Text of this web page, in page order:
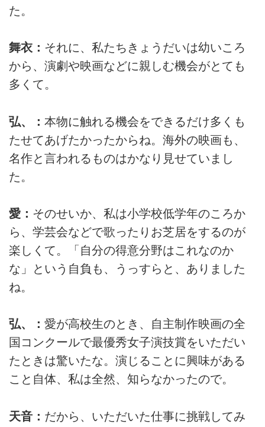
た。
舞衣： それに、私たちきょうだいは幼いころ
から、演劇や映画などに親しむ機会がとても
多くて。
弘、： 本物に触れる機会をできるだけ多くも
たせてあげたかったからね。海外の映画も、
名作と言われるものはかなり見せていまし
た。
愛： そのせいか、私は小学校低学年のころか
ら、学芸会などで歌ったりお芝居をするのが
楽しくて。「自分の得意分野はこれなのか
な」という自負も、うっすらと、ありました
ね。
弘、： 愛が高校生のとき、自主制作映画の全
国コンクールで最優秀女子演技賞をいただい
たときは驚いたな。演じることに興味がある
こと自体、私は全然、知らなかったので。
天音： だから、いただいた仕事に挑戦してみ